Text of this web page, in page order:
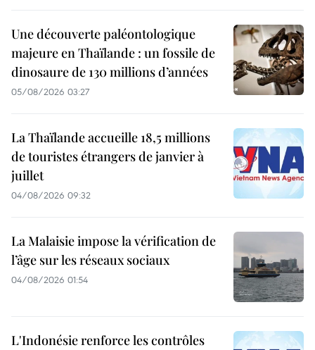
Une découverte paléontologique
majeure en Thaïlande : un fossile de
dinosaure de 130 millions d’années
05/08/2026 03:27
La Thaïlande accueille 18,5 millions
de touristes étrangers de janvier à
juillet
04/08/2026 09:32
La Malaisie impose la vérification de
l’âge sur les réseaux sociaux
04/08/2026 01:54
L'Indonésie renforce les contrôles